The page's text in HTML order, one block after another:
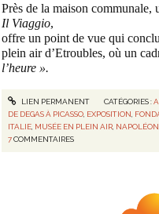
Près de la maison
Il Viaggio,
offre un point de vue qui
plein air d’Etroubles, où un
l’heure ».
LIEN PERMANENT CATÉGORIES :
DE DEGAS À PICASSO, EXPOSITION,
ITALIE, MUSÉE EN PLEIN AIR, NAPOLÉON
7COMMENTAIRES